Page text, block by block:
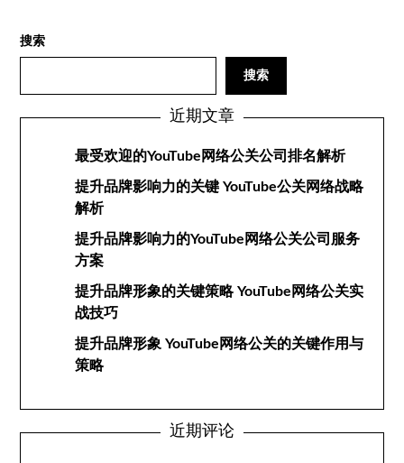
搜索
搜索
近期文章
最受欢迎的YouTube网络公关公司排名解析
提升品牌影响力的关键 YouTube公关网络战略
解析
提升品牌影响力的YouTube网络公关公司服务
方案
提升品牌形象的关键策略 YouTube网络公关实
战技巧
提升品牌形象 YouTube网络公关的关键作用与
策略
近期评论